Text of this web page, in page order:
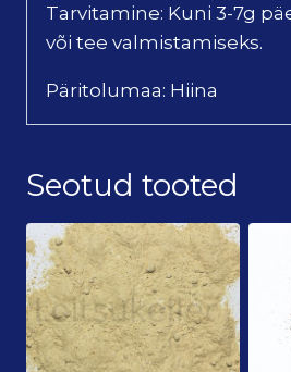
Tarvitamine: Kuni 3-7g
või tee valmistamiseks.
Päritolumaa: Hiina
Seotud tooted